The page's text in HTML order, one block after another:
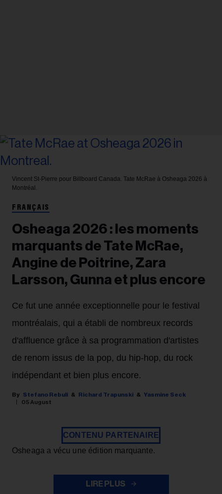
Vincent St-Pierre pour Billboard Canada. Tate McRae à Osheaga 2026 à
Montréal.
FRANÇAIS
Osheaga 2026 : les moments
marquants de Tate McRae,
Angine de Poitrine, Zara
Larsson, Gunna et plus encore
Ce fut une année exceptionnelle pour le festival
montréalais, qui a établi de nombreux records
d'affluence grâce à sa programmation d'artistes
de renom issus de la pop, du hip-hop, du rock
indépendant et bien plus encore.
Stefano Rebuli Richard Trapunski
Yasmine Seck
05 August
CONTENU PARTENAIRE
Osheaga a vécu une édition marquante.
LIRE PLUS